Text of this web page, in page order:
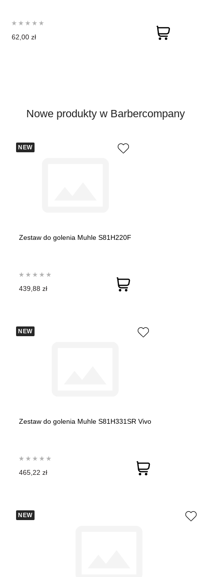
62,00 zł
Nowe produkty w Barbercompany
NEW
Zestaw do golenia Muhle S81H220F
439,88 zł
NEW
Zestaw do golenia Muhle S81H331SR Vivo
465,22 zł
NEW